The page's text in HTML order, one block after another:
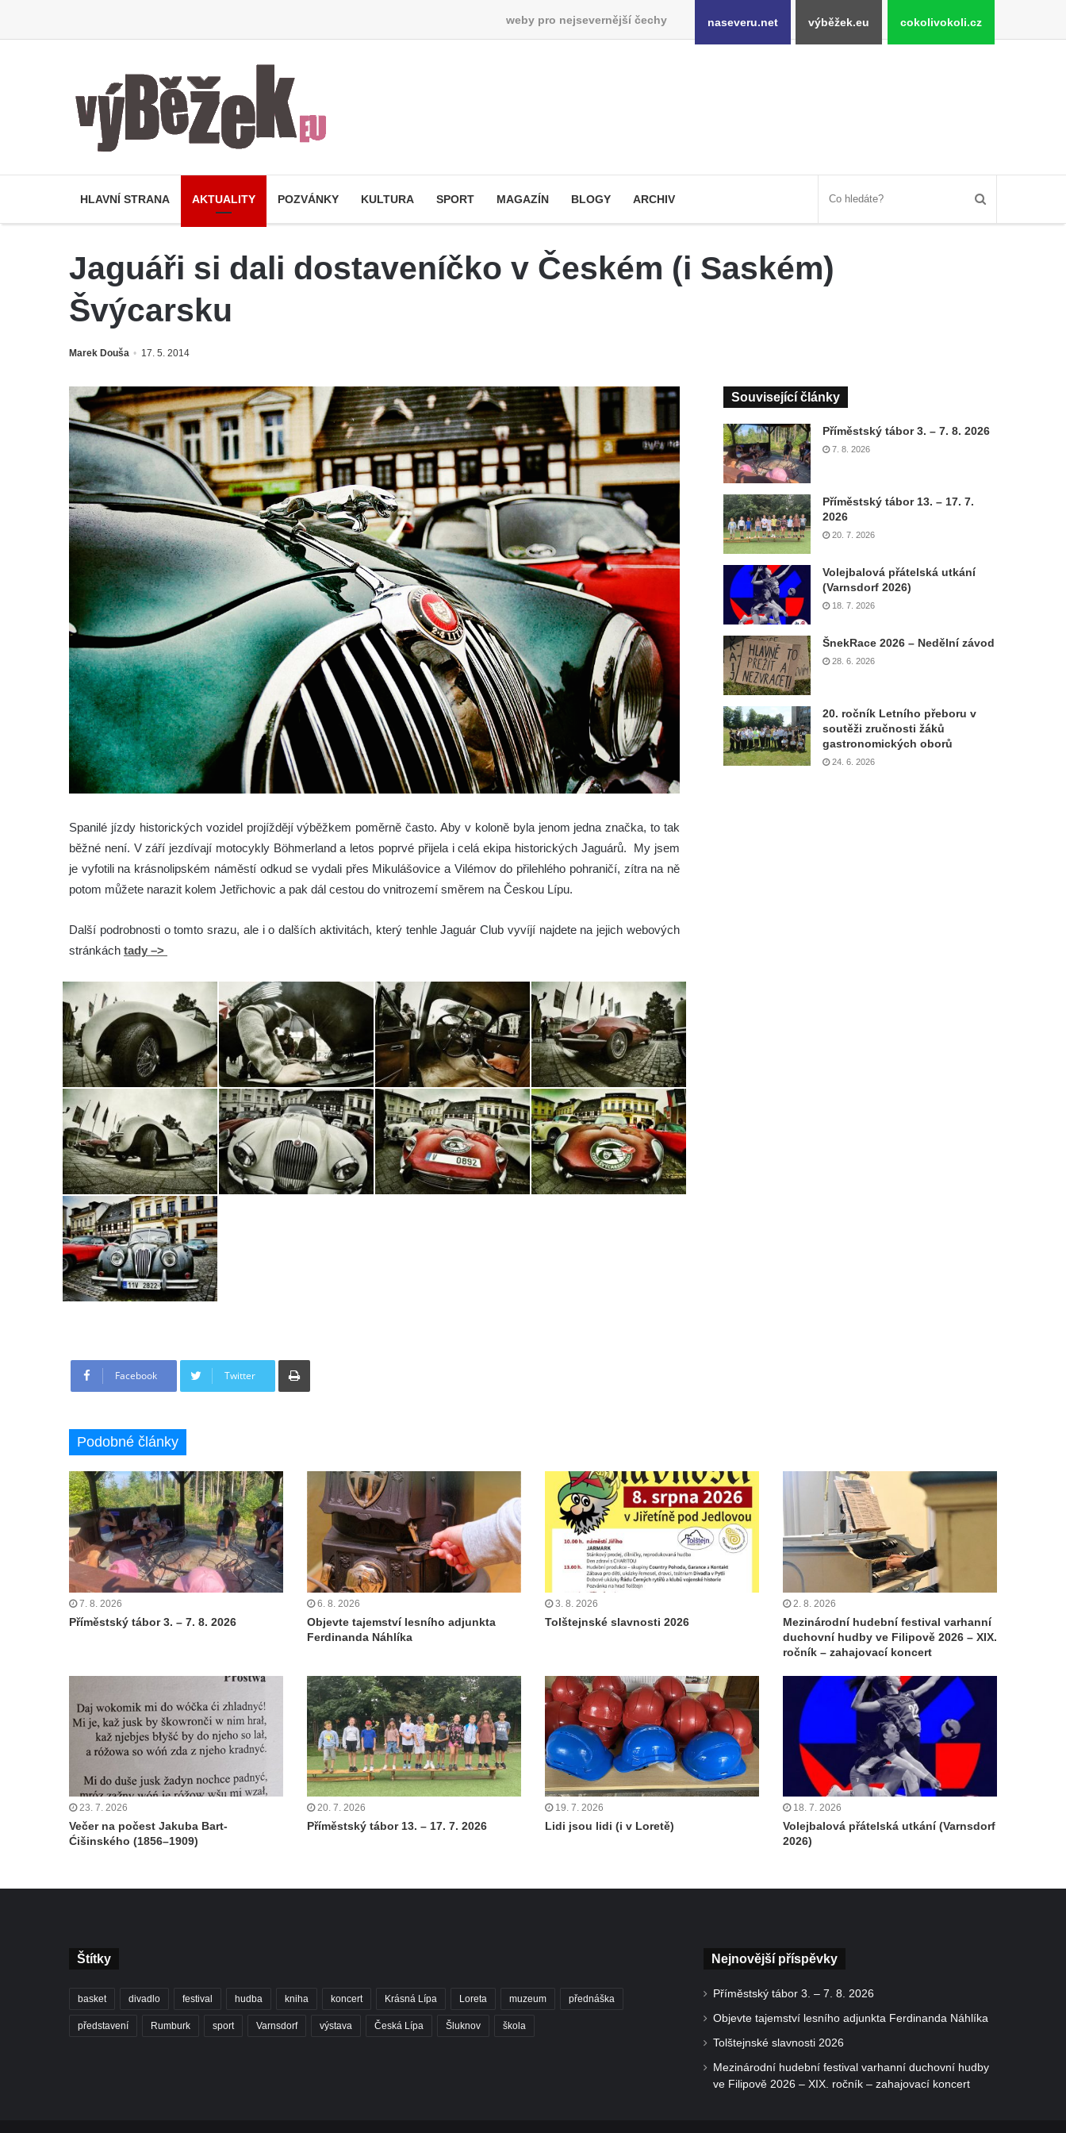
weby pro nejsevernější čechy naseveru.net výběžek.eu cokolivokoli.cz
HLAVNÍ STRANA AKTUALITY POZVÁNKY KULTURA SPORT MAGAZÍN BLOGY ARCHIV
Jaguáři si dali dostaveníčko v Českém (i Saském)
Švýcarsku
Marek Douša 17. 5. 2014
Spanilé jízdy historických vozidel projíždějí výběžkem poměrně často. Aby v koloně byla jenom jedna značka, to tak
běžné není. V září jezdívají motocykly Böhmerland a letos poprvé přijela i celá ekipa historických Jaguárů. My jsem
je vyfotili na krásnolipském náměstí odkud se vydali přes Mikulášovice a Vilémov do přilehlého pohraničí, zítra na ně
potom můžete narazit kolem Jetřichovic a pak dál cestou do vnitrozemí směrem na Českou Lípu.
Další podrobnosti o tomto srazu, ale i o dalších aktivitách, který tenhle Jaguár Club vyvíjí najdete na jejich webových
stránkách tady –>
Facebook Twitter
Tisknout
Související články
Příměstský tábor 3. – 7. 8. 2026
7. 8. 2026
Příměstský tábor 13. – 17. 7.
2026
20. 7. 2026
Volejbalová přátelská utkání
(Varnsdorf 2026)
18. 7. 2026
ŠnekRace 2026 – Nedělní závod
28. 6. 2026
20. ročník Letního přeboru v
soutěži zručnosti žáků
gastronomických oborů
24. 6. 2026
Podobné články
7. 8. 2026
Příměstský tábor 3. – 7. 8. 2026
6. 8. 2026
Objevte tajemství lesního adjunkta
Ferdinanda Náhlíka
3. 8. 2026
Tolštejnské slavnosti 2026
2. 8. 2026
Mezinárodní hudební festival varhanní
duchovní hudby ve Filipově 2026 – XIX.
ročník – zahajovací koncert
23. 7. 2026
Večer na počest Jakuba Bart-
Ćišinského (1856–1909)
20. 7. 2026
Příměstský tábor 13. – 17. 7. 2026
19. 7. 2026
Lidi jsou lidi (i v Loretě)
18. 7. 2026
Volejbalová přátelská utkání (Varnsdorf
2026)
Štítky
basket divadlo festival hudba kniha koncert Krásná Lípa Loreta muzeum přednáška
představení Rumburk sport Varnsdorf výstava Česká Lípa Šluknov škola
Nejnovější příspěvky
Příměstský tábor 3. – 7. 8. 2026
Objevte tajemství lesního adjunkta Ferdinanda Náhlíka
Tolštejnské slavnosti 2026
Mezinárodní hudební festival varhanní duchovní hudby
ve Filipově 2026 – XIX. ročník – zahajovací koncert